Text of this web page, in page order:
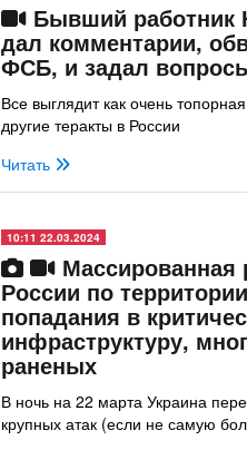
Бывший работник
дал комментарии,
ФСБ, и задал
Все выглядит как очень
другие теракты в России
Читать
10:11 22.03.2024
Массированная
России по
попадания в
инфраструктуру,
раненых
В ночь на 22 марта Украина
крупных атак (если не самую